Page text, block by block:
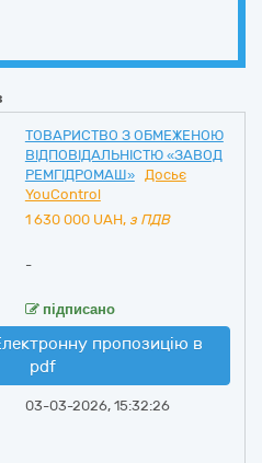
ТОВАРИСТВО З ОБМЕЖЕНОЮ
ВІДПОВІДАЛЬНІСТЮ «ЗАВОД
РЕМГІДРОМАШ»
Досьє
YouControl
1 630 000 UAH, з ПДВ
-
підписано
пропозицію в
pdf
03-03-2026, 15:32:26